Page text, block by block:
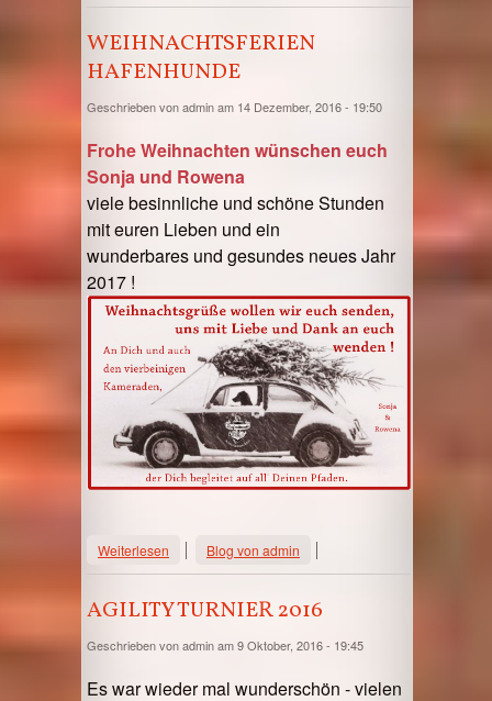
WEIHNACHTSFERIEN
HAFENHUNDE
Geschrieben vonadminam 14 Dezember, 2016 - 19:50
Frohe Weihnachten wünschen euch
Sonja und Rowena
viele besinnliche und schöne Stunden
mit euren Lieben und ein
wunderbares und gesundes neues Jahr
2017 !
Weiterlesen über Weihnachtsferien Hafenhunde
Blog von admin
AGILITY TURNIER 2016
Geschrieben vonadminam 9 Oktober, 2016 - 19:45
Es war wieder mal wunderschön - vielen